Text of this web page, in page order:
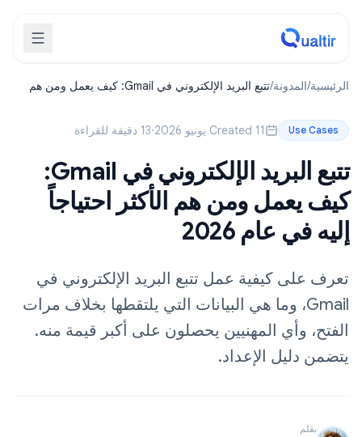
الرئيسية/المدونة/
تتبع البريد الإلكتروني في Gmail: كيف يعمل ومن هم
Use Cases Created 11 يونيو 2026 ·13 دقيقة للقراءة
تتبع البريد الإلكتروني في Gmail:
كيف يعمل ومن هم الأكثر احتياجاً
إليه في عام 2026
تعرف على كيفية عمل تتبع البريد الإلكتروني في
Gmail، وما هي البيانات التي يلتقطها بخلاف مرات
الفتح، وأي المهنيين يحصلون على أكبر قيمة منه.
يتضمن دليل الإعداد.
بقلم